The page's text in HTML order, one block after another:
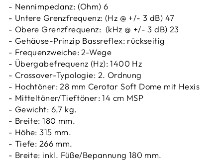
- Nennimpedanz: (Ohm) 6
- Untere Grenzfrequenz: (Hz @ +/- 3 dB) 47
- Obere Grenzfrequenz: (kHz @ +/- 3 dB) 23
- Gehäuse-Prinzip Bassreflex: rückseitig
- Frequenzweiche: 2-Wege
- Übergabefrequenz (Hz): 1400 Hz
- Crossover-Typologie: 2. Ordnung
- Hochtöner: 28 mm Cerotar Soft Dome mit Hexis
- Mitteltöner/Tieftöner: 14 cm MSP
- Gewicht: 6,7 kg.
- Breite: 180 mm.
- Höhe: 315 mm.
- Tiefe: 266 mm.
- Breite: inkl. Füße/Bepannung 180 mm.